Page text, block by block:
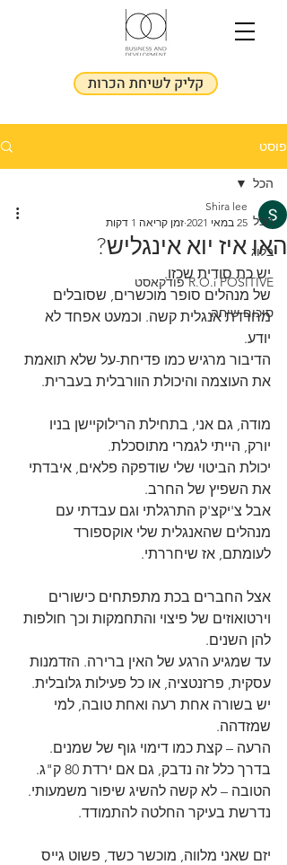
קליק לשיחת הכרות
פוסט
הכל
בלוג
R.O.i POSITIVE פודקאסט
סיכום שיחה
הכל
האו איז יוא אינגליש?
Shira lee
25 במאי 2021
זמן קריאה 1 דקות
יש כת סודית שכזו.
של מנהלים סופר מוכשרים, שסובלים
מחרדת אנגלית קשה. וכמעט אפחד לא
יודע.
הדיבור מרגיש כמו פדיחת-על שלא תואמת
את העוצמה והיכולת הוורבלית בעברית.
מודה, גם אני, בתחילת הרילוקיישן בניו
יורק, הייתי לגמרי מתוסכלת.
יכולת הביטוי שלי שודפקה פלאים, איבדתי
את השפיץ של החרב.
אבל צ'יקצ'ק התרגלתי וגם עבדתי עם
מנהלים שהאנגלית שלי אוקספורד
לעומתם, אז שיחררתי.
אצל החברים בכת מתפתחים כישורים
וירטואוזים של פיצוי והתחמקות וכך חולפות
להן השנים.
עד שמגיע הרגע של האין ברירה. הזדמנות
עסקית, פרזנטציה, או כל פעילות גלובלית.
יש בשורה אחת רעה ואחת טובה, למי
שמזדהה.
הרעה – קצת כמו דימוי גוף של שמנים.
בדרך כלל זה נדבק, גם אם ירדת 80 ק"ג.
הטובה – לא קשה להשיג שיפור משמעותי.
נדרשת בעיקר החלטה להתמודד.
יזם שאני מלווה, מוכשר כשד, פשוט גייס